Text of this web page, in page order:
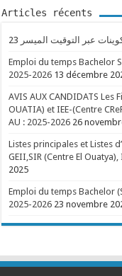
Articles récents
عبر التوقيت الميسر
Emploi du temps Bachelor
2025-2026 13 décembre
AVIS AUX CANDIDATS Les
OUATIA) et IEE-(Centre
AU : 2025-2026 26
Listes principales et Listes
GEII,SIR (Centre El
2025
Emploi du temps Bachelor
2025-2026 23 novembre